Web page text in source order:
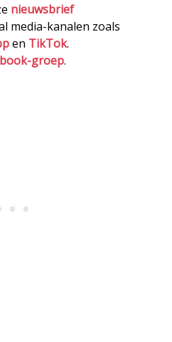
nieuwsbrief
media-kanalen zoals
en TikTok.
groep.